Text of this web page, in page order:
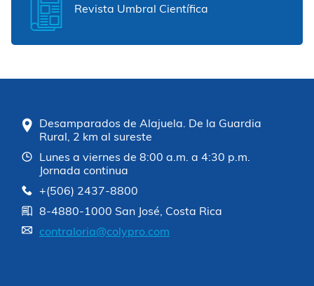
Revista Umbral Científica
Desamparados de Alajuela. De la Guardia
Rural, 2 km al sureste
Lunes a viernes de 8:00 a.m. a 4:30 p.m.
Jornada continua
+(506) 2437-8800
8-4880-1000 San José, Costa Rica
contraloria@colypro.com